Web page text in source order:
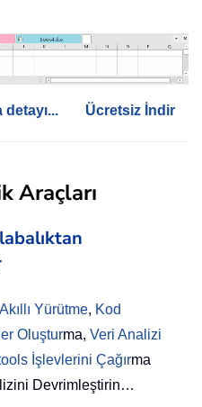
Ücretsiz İndir
Araçları
Akıllı Yürütme, Kod
Oluşturma, Veri Analizi
İşlevlerini Çağırma
Devrimleştirin…